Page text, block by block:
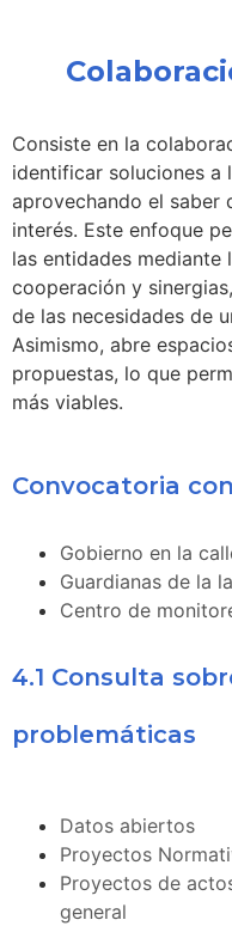
Consiste en la
identificar soluciones a
aprovechando el saber
interés. Este enfoque
las entidades mediante
cooperación y
de las necesidades de
Asimismo, abre
propuestas, lo que
más viables.
Convocatoria
Gobierno en la
Guardianas de la
Centro de
4.1 Consulta
problemáticas
Datos abiertos
Proyectos
Proyectos de
general